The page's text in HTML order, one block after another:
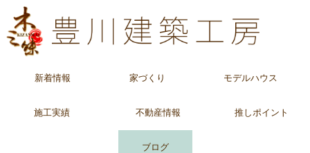
新着情報 家づくり モデルハウス
施工実績 不動産情報 推しポイント
ブログ